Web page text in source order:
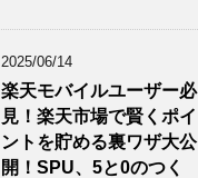
2025/06/14
楽天モバイルユーザー必
見！楽天市場で賢くポイ
ントを貯める裏ワザ大公
開！SPU、5と0のつく